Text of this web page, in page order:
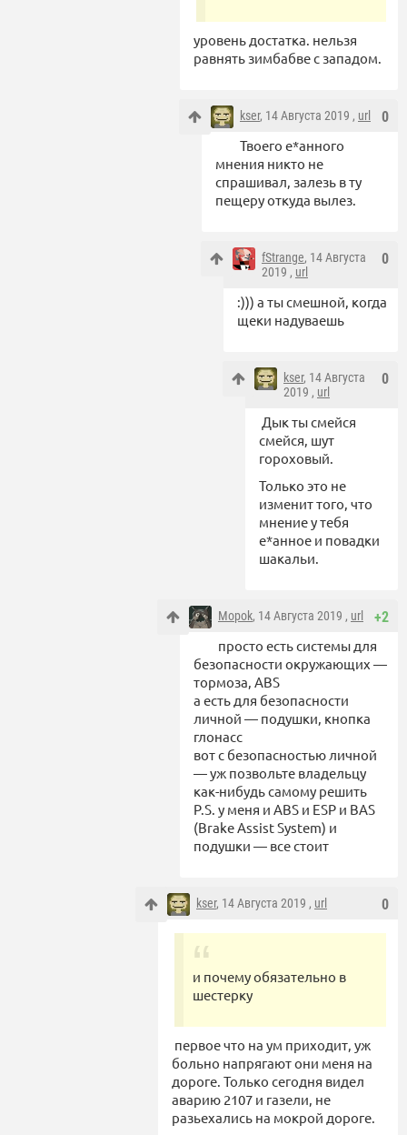
уровень достатка. нельзя
равнять зимбабве с западом.
0
kser, 14 Августа 2019 , url
Твоего е*анного
мнения никто не
спрашивал, залезь в ту
пещеру откуда вылез.
0
fStrange, 14 Августа
2019 , url
:))) а ты смешной, когда
щеки надуваешь
0
kser, 14 Августа
2019 , url
Дык ты смейся
смейся, шут
гороховый.
Только это не
изменит того, что
мнение у тебя
е*анное и повадки
шакальи.
+2
Mopok, 14 Августа 2019 , url
просто есть системы для
безопасности окружающих —
тормоза, ABS
а есть для безопасности
личной — подушки, кнопка
глонасс
вот с безопасностью личной
— уж позвольте владельцу
как-нибудь самому решить
P.S. у меня и ABS и ESP и BAS
(Brake Assist System) и
подушки — все стоит
0
kser, 14 Августа 2019 , url
и почему обязательно в
шестерку
первое что на ум приходит, уж
больно напрягают они меня на
дороге. Только сегодня видел
аварию 2107 и газели, не
разьехались на мокрой дороге.